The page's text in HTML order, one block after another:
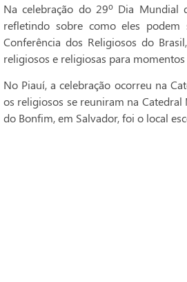
Na celebração do 29º Dia Mundial
refletindo sobre como eles
Conferência dos Religiosos do
religiosos e religiosas para
No Piauí, a celebração ocorreu na
os religiosos se reuniram na Catedral
do Bonfim, em Salvador, foi o local